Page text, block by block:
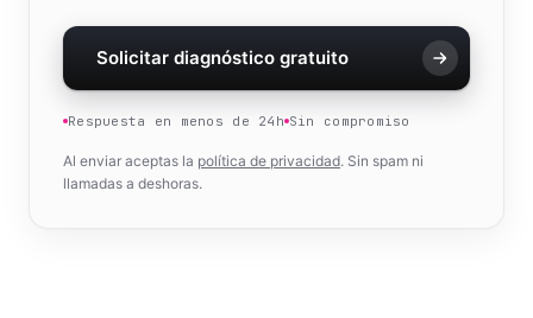
Solicitar diagnóstico gratuito
Respuesta en menos de 24h Sin compromiso
Al enviar aceptas la política de privacidad. Sin spam ni
llamadas a deshoras.